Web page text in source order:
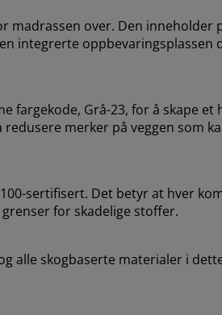
madrassen over. Den
integrerte oppbevaringsplassen
fargekode, Grå-23, for å skape
merker på veggen som
sertifisert. Det betyr at hver
for skadelige stoffer.
alle skogbaserte materialer i